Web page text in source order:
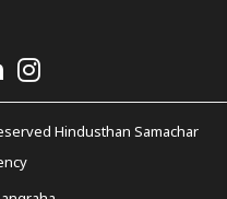
Hindusthan Samachar